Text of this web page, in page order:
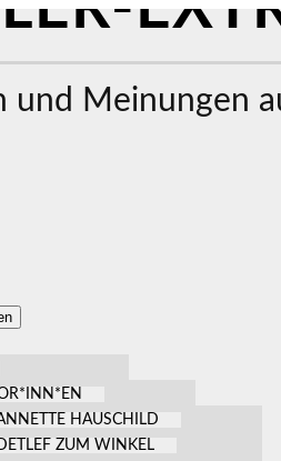
und Meinungen
HAUSCHILD
DETLEF ZUM WINKEL